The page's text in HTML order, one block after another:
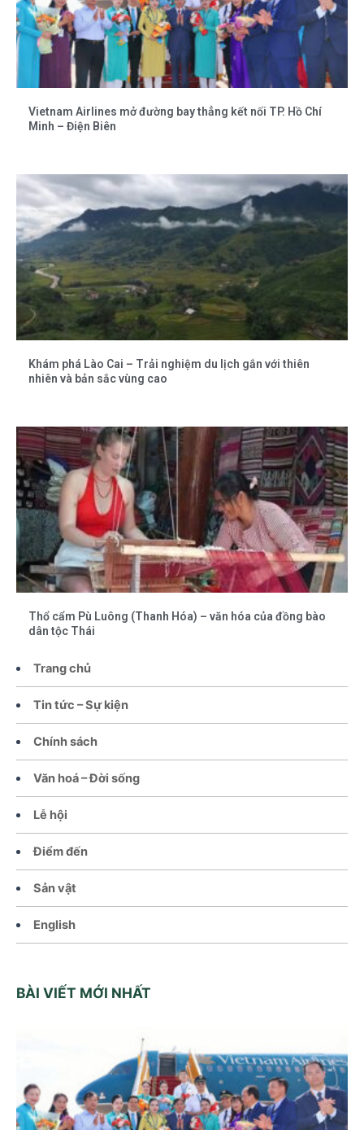
Trang chủ
Tin tức – Sự kiện
Chính sách
Văn hoá – Đời sống
Lễ hội
Điểm đến
Sản vật
English
BÀI VIẾT MỚI NHẤT
Vietnam Airlines mở đường bay thẳng kết nối TP. Hồ Chí
Minh – Điện Biên
Khám phá Lào Cai – Trải nghiệm du lịch gắn với thiên
nhiên và bản sắc vùng cao
Thổ cẩm Pù Luông (Thanh Hóa) – văn hóa của đồng bào
dân tộc Thái